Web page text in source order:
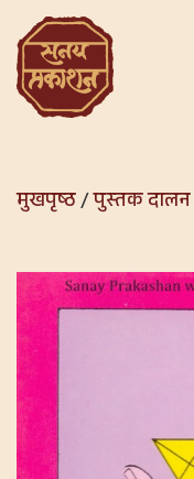
मुखपृष्ठ/पुस्तक दालन